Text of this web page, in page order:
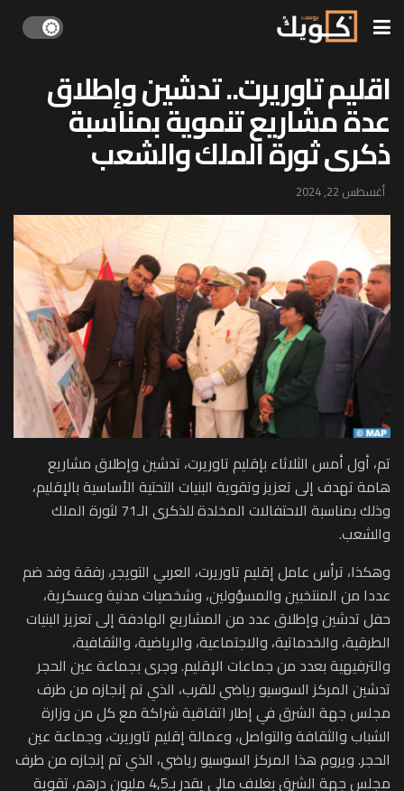
اقليم تاوريرت.. تدشين وإطلاق
عدة مشاريع تنموية بمناسبة
ذكرى ثورة الملك والشعب
أغسطس 22, 2024
تم، أول أمس الثلاثاء بإقليم تاوريرت، تدشين وإطلاق مشاريع
هامة تهدف إلى تعزيز وتقوية البنيات التحتية الأساسية بالإقليم،
وذلك بمناسبة الاحتفالات المخلدة للذكرى الـ71 لثورة الملك
والشعب.
وهكذا، ترأس عامل إقليم تاوريرت، العربي التويجر، رفقة وفد ضم
عددا من المنتخبين والمسؤولين، وشخصيات مدنية وعسكرية،
حفل تدشين وإطلاق عدد من المشاريع الهادفة إلى تعزيز البنيات
الطرقية، والخدماتية، والاجتماعية، والرياضية، والثقافية،
والترفيهية بعدد من جماعات الإقليم. وجرى بجماعة عين الحجر
تدشين المركز السوسيو رياضي للقرب، الذي تم إنجازه من طرف
مجلس جهة الشرق في إطار اتفاقية شراكة مع كل من وزارة
الشباب والثقافة والتواصل، وعمالة إقليم تاوريرت، وجماعة عين
الحجر. ويروم هذا المركز السوسيو رياضي، الذي تم إنجازه من طرف
مجلس جهة الشرق بغلاف مالي يقدر بـ4,5 مليون درهم، تقوية